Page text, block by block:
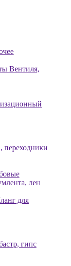
Вентиля,
переходники
лен
для
гипс